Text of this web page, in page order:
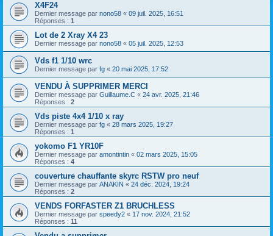
X4F24
Dernier message par nono58 « 09 juil. 2025, 16:51
Réponses : 1
Lot de 2 Xray X4 23
Dernier message par nono58 « 05 juil. 2025, 12:53
Vds f1 1/10 wrc
Dernier message par fg « 20 mai 2025, 17:52
VENDU À SUPPRIMER MERCI
Dernier message par Guillaume.C « 24 avr. 2025, 21:46
Réponses : 2
Vds piste 4x4 1/10 x ray
Dernier message par fg « 28 mars 2025, 19:27
Réponses : 1
yokomo F1 YR10F
Dernier message par amontintin « 02 mars 2025, 15:05
Réponses : 4
couverture chauffante skyrc RSTW pro neuf
Dernier message par ANAKIN « 24 déc. 2024, 19:24
Réponses : 2
VENDS FORFASTER Z1 BRUCHLESS
Dernier message par speedy2 « 17 nov. 2024, 21:52
Réponses : 11